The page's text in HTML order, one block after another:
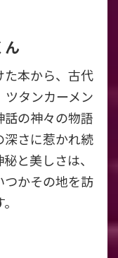
ん
本から、古代
タンカーメン
の神々の物語
深さに惹かれ続
と美しさは、
かその地を訪